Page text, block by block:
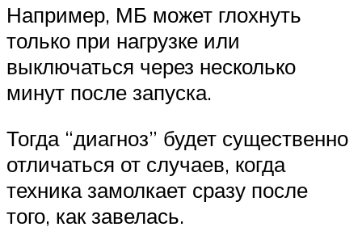
Например, МБ может глохнуть
только при нагрузке или
выключаться через несколько
минут после запуска.
Тогда “диагноз” будет существенно
отличаться от случаев, когда
техника замолкает сразу после
того, как завелась.